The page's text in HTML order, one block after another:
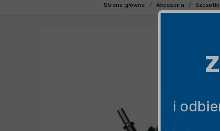
Strona główna Akcesoria Szczotki
i